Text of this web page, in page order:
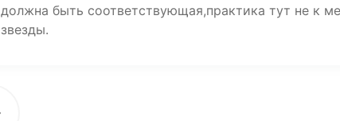
должна быть соответствующая,практика тут не к
звезды.